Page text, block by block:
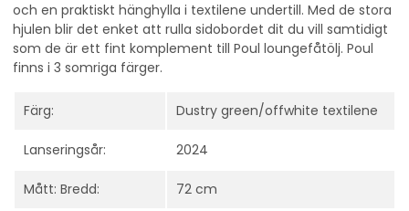
och en praktiskt hänghylla i textilene undertill. Med de stora
hjulen blir det enket att rulla sidobordet dit du vill samtidigt
som de är ett fint komplement till Poul loungefåtölj. Poul
finns i 3 somriga färger.
Färg: Dustry green/offwhite textilene
Lanseringsår: 2024
Mått: Bredd: 72 cm